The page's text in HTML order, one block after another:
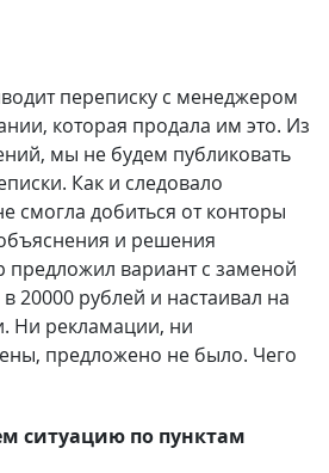
переписку с менеджером
которая продала им это. Из
мы не будем публиковать
Как и следовало
смогла добиться от конторы
и решения
предложил вариант с заменой
20000 рублей и настаивал на
Ни рекламации, ни
предложено не было. Чего
ситуацию по пунктам